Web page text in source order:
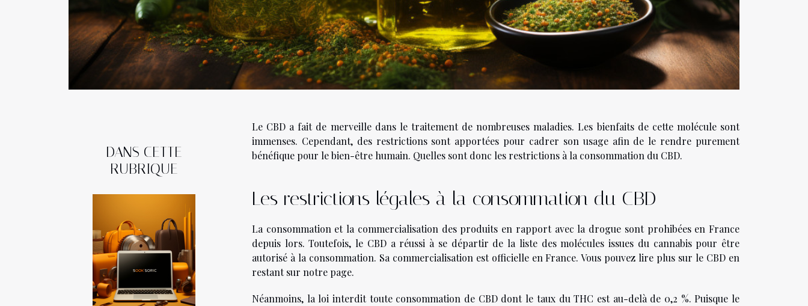
DANS CETTE
RUBRIQUE
Le CBD a fait de merveille dans le traitement de nombreuses maladies. Les bienfaits de cette molécule sont
immenses. Cependant, des restrictions sont apportées pour cadrer son usage afin de le rendre purement
bénéfique pour le bien-être humain. Quelles sont donc les restrictions à la consommation du CBD.
Les restrictions légales à la consommation du CBD
La consommation et la commercialisation des produits en rapport avec la drogue sont prohibées en France
depuis lors. Toutefois, le CBD a réussi à se départir de la liste des molécules issues du cannabis pour être
autorisé à la consommation. Sa commercialisation est officielle en France. Vous pouvez lire plus sur le CBD en
restant sur notre page.
Néanmoins, la loi interdit toute consommation de CBD dont le taux du THC est au-delà de 0,2 %. Puisque le